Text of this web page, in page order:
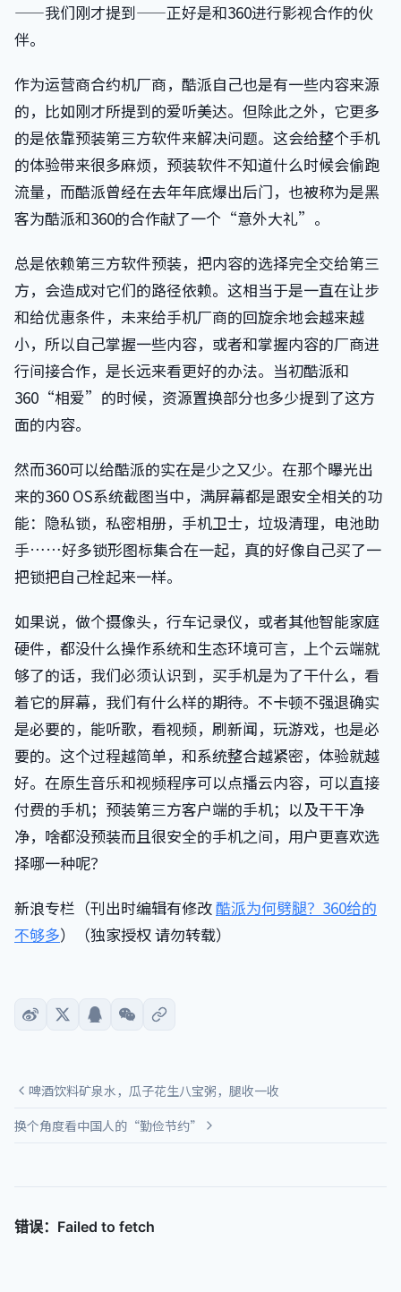
——我们刚才提到——正好是和360进行影视合作的伙
伴。
作为运营商合约机厂商，酷派自己也是有一些内容来源
的，比如刚才所提到的爱听美达。但除此之外，它更多
的是依靠预装第三方软件来解决问题。这会给整个手机
的体验带来很多麻烦，预装软件不知道什么时候会偷跑
流量，而酷派曾经在去年年底爆出后门，也被称为是黑
客为酷派和360的合作献了一个“意外大礼”。
总是依赖第三方软件预装，把内容的选择完全交给第三
方，会造成对它们的路径依赖。这相当于是一直在让步
和给优惠条件，未来给手机厂商的回旋余地会越来越
小，所以自己掌握一些内容，或者和掌握内容的厂商进
行间接合作，是长远来看更好的办法。当初酷派和
360“相爱”的时候，资源置换部分也多少提到了这方
面的内容。
然而360可以给酷派的实在是少之又少。在那个曝光出
来的360 OS系统截图当中，满屏幕都是跟安全相关的功
能：隐私锁，私密相册，手机卫士，垃圾清理，电池助
手……好多锁形图标集合在一起，真的好像自己买了一
把锁把自己栓起来一样。
如果说，做个摄像头，行车记录仪，或者其他智能家庭
硬件，都没什么操作系统和生态环境可言，上个云端就
够了的话，我们必须认识到，买手机是为了干什么，看
着它的屏幕，我们有什么样的期待。不卡顿不强退确实
是必要的，能听歌，看视频，刷新闻，玩游戏，也是必
要的。这个过程越简单，和系统整合越紧密，体验就越
好。在原生音乐和视频程序可以点播云内容，可以直接
付费的手机；预装第三方客户端的手机；以及干干净
净，啥都没预装而且很安全的手机之间，用户更喜欢选
择哪一种呢？
新浪专栏（刊出时编辑有修改酷派为何劈腿？360给的
不够多）（独家授权 请勿转载）
啤酒饮料矿泉水，瓜子花生八宝粥，腿收一收
换个角度看中国人的“勤俭节约”